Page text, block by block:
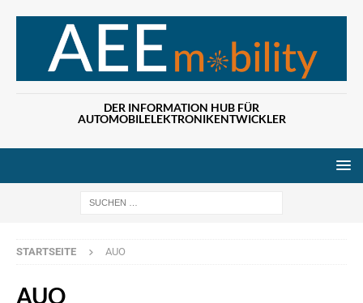
DER INFORMATION HUB FÜR
AUTOMOBILELEKTRONIKENTWICKLER
STARTSEITE AUO
AUO